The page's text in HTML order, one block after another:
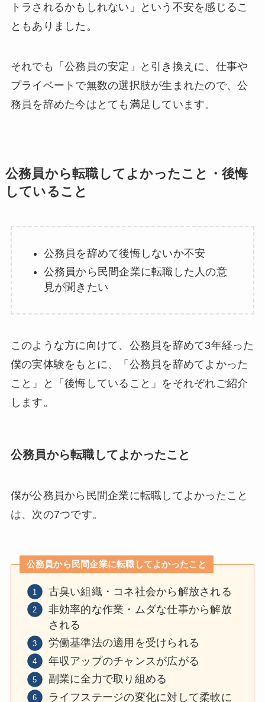
トラされるかもしれない」という不安を感じるこ
ともありました。
それでも「公務員の安定」と引き換えに、仕事や
プライベートで無数の選択肢が生まれたので、公
務員を辞めた今はとても満足しています。
公務員から転職してよかったこと・後悔
していること
公務員を辞めて後悔しないか不安
公務員から民間企業に転職した人の意
見が聞きたい
このような方に向けて、公務員を辞めて3年経った
僕の実体験をもとに、「公務員を辞めてよかった
こと」と「後悔していること」をそれぞれご紹介
します。
公務員から転職してよかったこと
僕が公務員から民間企業に転職してよかったこと
は、次の7つです。
公務員から民間企業に転職してよかったこと
古臭い組織・コネ社会から解放される
非効率的な作業・ムダな仕事から解放
される
労働基準法の適用を受けられる
年収アップのチャンスが広がる
副業に全力で取り組める
ライフステージの変化に対して柔軟に